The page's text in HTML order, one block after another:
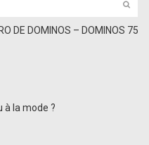
DE DOMINOS – DOMINOS 75
à la mode ?